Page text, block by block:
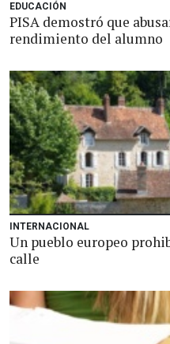
EDUCACIÓN
PISA demostró que
rendimiento del alumno
INTERNACIONAL
Un pueblo europeo
calle